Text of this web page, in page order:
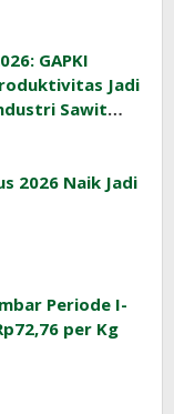
GAPKI
Jadi
Sawit
2026 Naik Jadi
Periode I-
per Kg